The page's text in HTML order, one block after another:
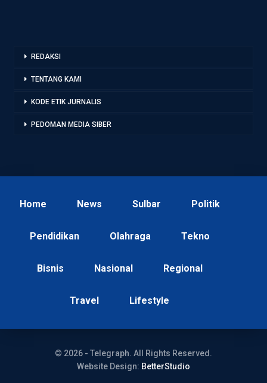
REDAKSI
TENTANG KAMI
KODE ETIK JURNALIS
PEDOMAN MEDIA SIBER
Home News Sulbar Politik
Pendidikan Olahraga Tekno
Bisnis Nasional Regional
Travel Lifestyle
© 2026 - Telegraph. All Rights Reserved.
Website Design: BetterStudio